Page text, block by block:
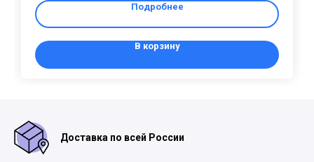
Подробнее
В корзину
Доставка по всей России